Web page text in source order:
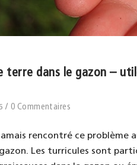
terre dans le gazon –
/ 0 Commentaires
jamais rencontré ce problème
Les turricules sont